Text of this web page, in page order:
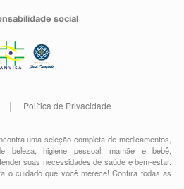
social
Política de Privacidade
uma seleção completa demedicamentos
beleza,higiene pessoal,mamãe e bebê
suas necessidades de saúde e bem-estar.
o cuidado que você merece!Confira todas as